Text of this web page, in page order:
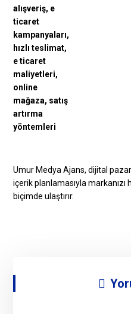
Umur Medya Ajans, dijital
içerik planlamasıyla
biçimde ulaştırır.